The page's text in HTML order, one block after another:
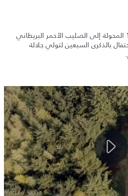
تم التبرع بسيارة ديفيندر 130 المحولة إلى الصليب الأحمر البريطاني
بالذكرى السبعين لتولي جلالة